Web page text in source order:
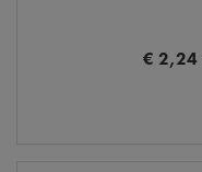
€ 2,24